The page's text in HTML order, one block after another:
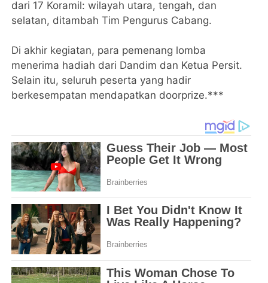
dari 17 Koramil: wilayah utara, tengah, dan
selatan, ditambah Tim Pengurus Cabang.
Di akhir kegiatan, para pemenang lomba
menerima hadiah dari Dandim dan Ketua Persit.
Selain itu, seluruh peserta yang hadir
berkesempatan mendapatkan doorprize.***